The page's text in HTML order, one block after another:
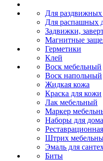
Для раздвижных
Для распашных
Задвижки,
Магнитные
Герметики
Клей
Воск мебельный
Воск напольный
Жидкая кожа
Краска для кожи
Лак мебельный
Маркер
Наборы для
Штрих
Эмаль для
Биты